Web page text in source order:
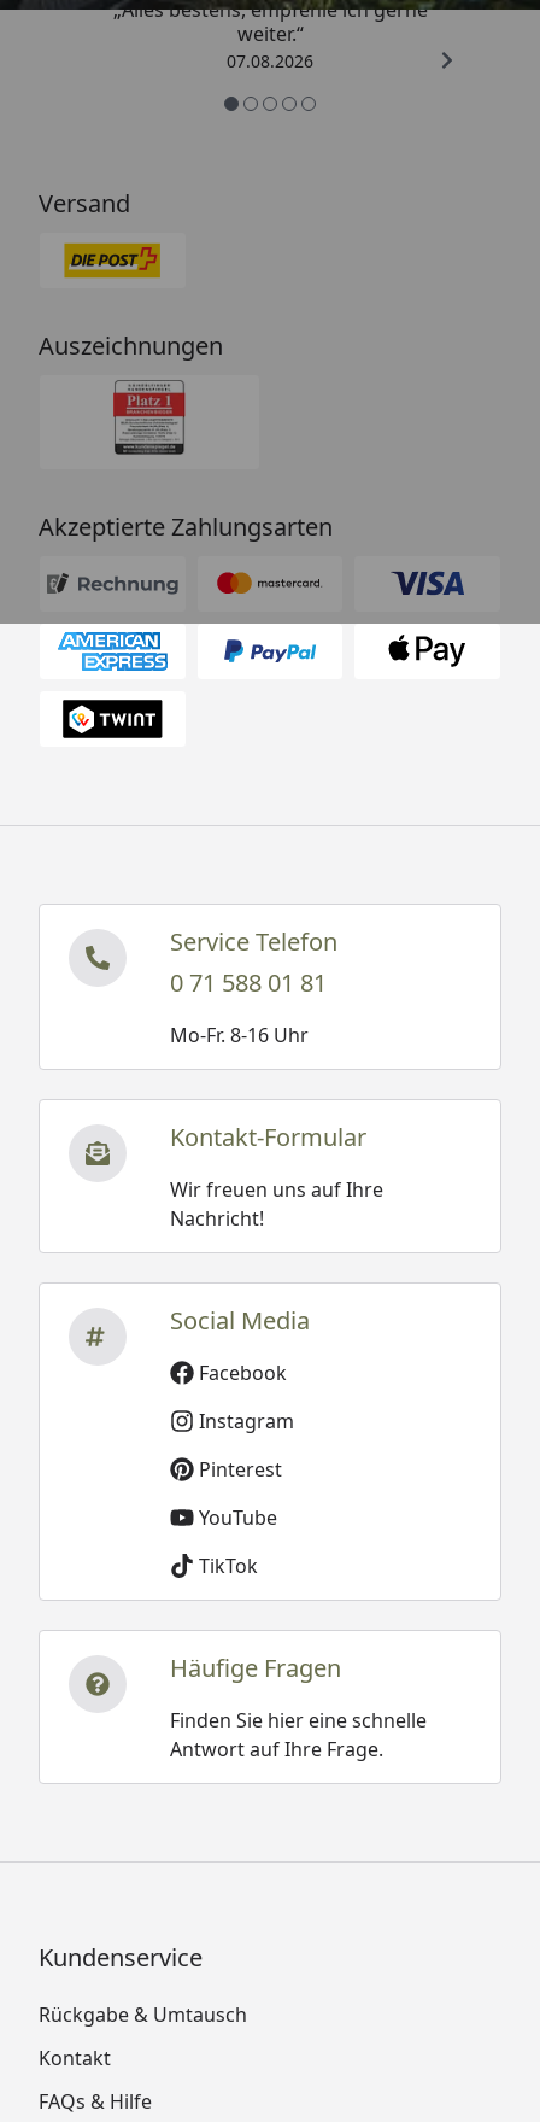
„Alles bestens, empfehle ich gerne
weiter.“
07.08.2026
Versand
Auszeichnungen
Akzeptierte Zahlungsarten
Service Telefon
0 71 588 01 81
Mo-Fr. 8-16 Uhr
Kontakt-Formular
Wir freuen uns auf Ihre
Nachricht!
Social Media
Facebook
Instagram
Pinterest
YouTube
TikTok
Häufige Fragen
Finden Sie hier eine schnelle
Antwort auf Ihre Frage.
Kundenservice
Rückgabe & Umtausch
Kontakt
FAQs & Hilfe